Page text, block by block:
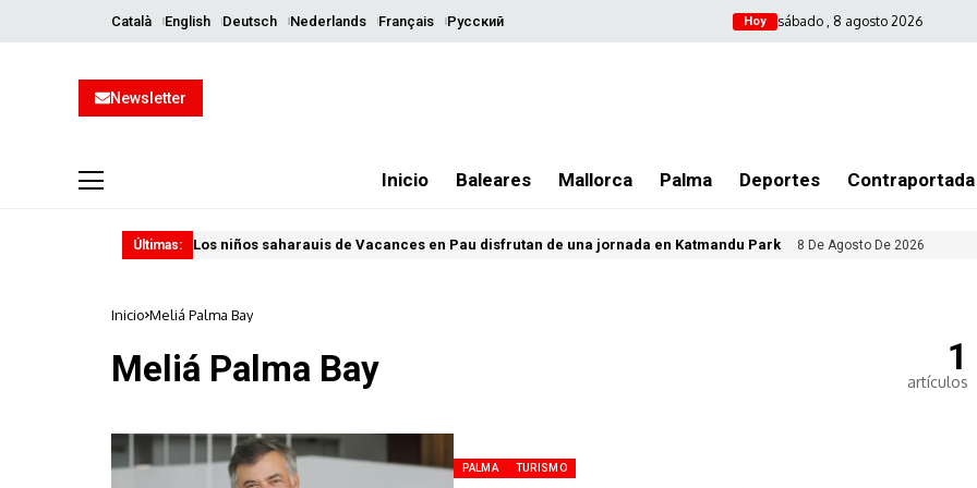
Català English Deutsch Nederlands Français Русский Hoy sábado , 8 agosto 2026
Newsletter
Inicio Baleares Mallorca Palma Deportes Contraportada
Últimas: Los niños saharauis de Vacances en Pau disfrutan de una jornada en Katmandu Park 8 De Agosto De 2026
Inicio Meliá Palma Bay
Meliá Palma Bay 1
artículos
PALMA TURISMO